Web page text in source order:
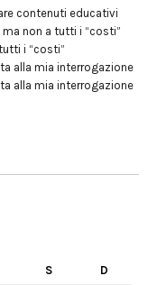
contenuti educativi
non a tutti i “costi”
i “costi”
alla mia interrogazione
alla mia interrogazione
S D